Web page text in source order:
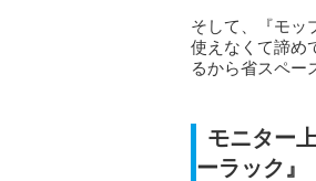
そして、『モッ
使えなくて諦め
るから省スペー
モニター
ーラック』